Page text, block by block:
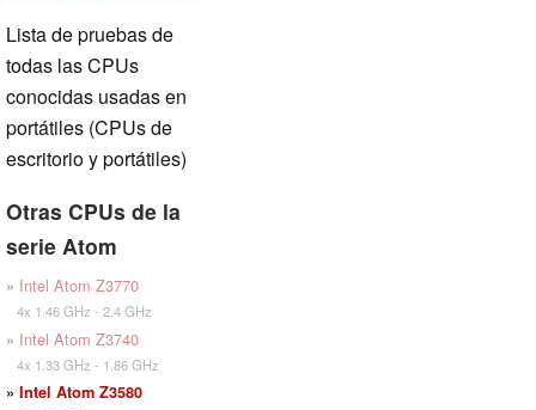
Lista de pruebas de
todas las CPUs
conocidas usadas en
portátiles (CPUs de
escritorio y portátiles)
Otras CPUs de la
serie Atom
» Intel Atom Z3770
4x 1.46 GHz - 2.4 GHz
» Intel Atom Z3740
4x 1.33 GHz - 1.86 GHz
» Intel Atom Z3580